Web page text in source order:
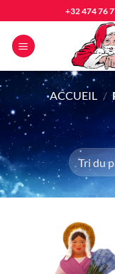
au
contenu
+32 474 76
ACCUEIL /